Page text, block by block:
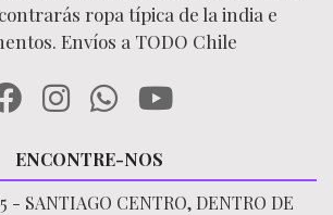
ropa típica de la india e
Envíos a TODO Chile
ENCONTRE-NOS
- SANTIAGO CENTRO, DENTRO DE